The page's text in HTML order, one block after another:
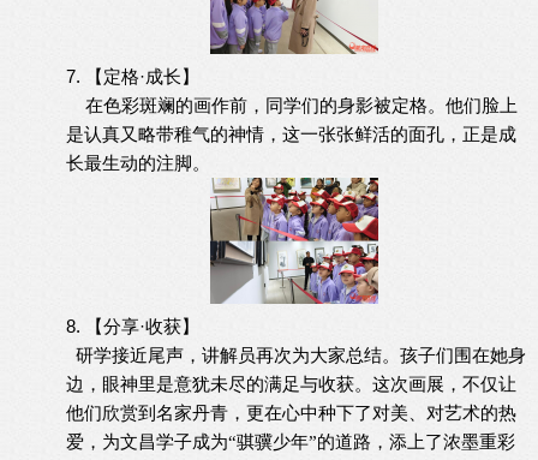
7. 【定格·成长】
在色彩斑斓的画作前，同学们的身影被定格。他们脸上
是认真又略带稚气的神情，这一张张鲜活的面孔，正是成
长最生动的注脚。
8. 【分享·收获】
研学接近尾声，讲解员再次为大家总结。孩子们围在她身
边，眼神里是意犹未尽的满足与收获。这次画展，不仅让
他们欣赏到名家丹青，更在心中种下了对美、对艺术的热
爱，为文昌学子成为“骐骥少年”的道路，添上了浓墨重彩